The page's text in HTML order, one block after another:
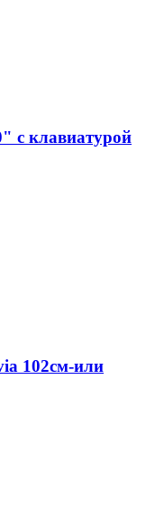
с клавиатурой
102см-или